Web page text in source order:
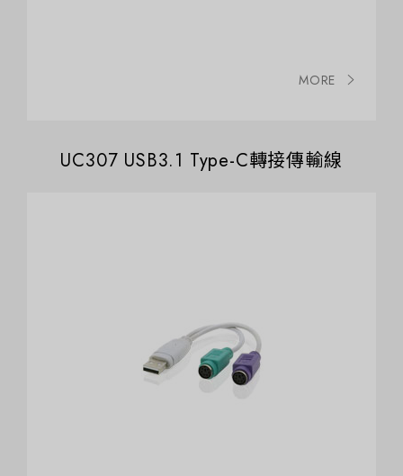
MORE
UC307 USB3.1 Type-C轉接傳輸線